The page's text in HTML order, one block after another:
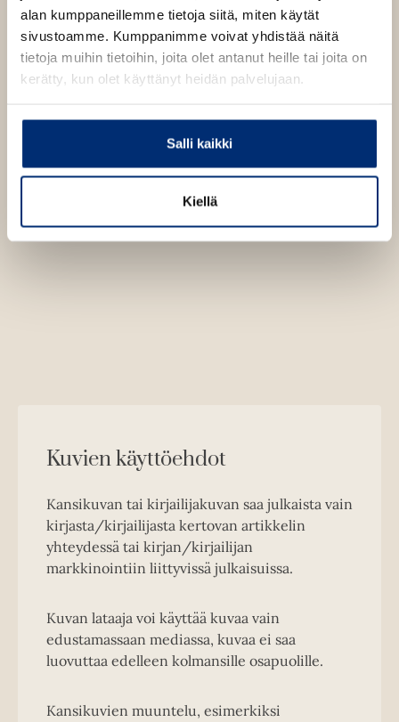
alan kumppaneillemme tietoja siitä, miten käytät
sivustoamme. Kumppanimme voivat yhdistää näitä
tietoja muihin tietoihin, joita olet antanut heille tai joita on
kerätty, kun olet käyttänyt heidän palvelujaan.
Salli kaikki
Kiellä
Kuvien käyttöehdot
Kansikuvan tai kirjailijakuvan saa julkaista vain
kirjasta/kirjailijasta kertovan artikkelin
yhteydessä tai kirjan/kirjailijan
markkinointiin liittyvissä julkaisuissa.
Kuvan lataaja voi käyttää kuvaa vain
edustamassaan mediassa, kuvaa ei saa
luovuttaa edelleen kolmansille osapuolille.
Kansikuvien muuntelu, esimerkiksi